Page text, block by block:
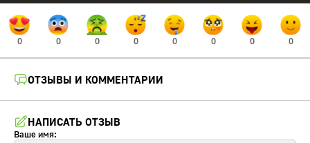
0 0 0 0 0 0 0 0
ОТЗЫВЫ И КОММЕНТАРИИ
НАПИСАТЬ ОТЗЫВ
Ваше имя: